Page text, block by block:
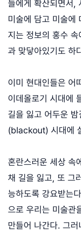
들에게 확산되면서,
미술에 담고 미술에
지는 정보의 홍수
과 맞닿아있기도 하
이미 현대인들은 어
이데올로기 시대에
길을 잃고 어두운
(blackout) 시대에
혼란스러운 세상 속
채 길을 잃고, 또 그
능하도록 강요받는
으로 우리는 미술관
만들어 나간다. 그